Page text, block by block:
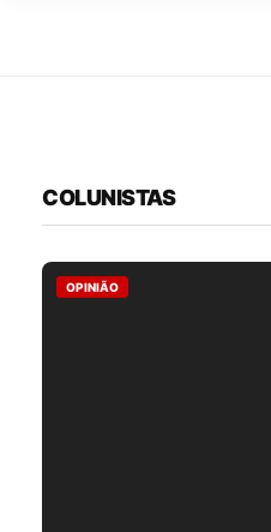
COLUNISTAS
OPINIÃO